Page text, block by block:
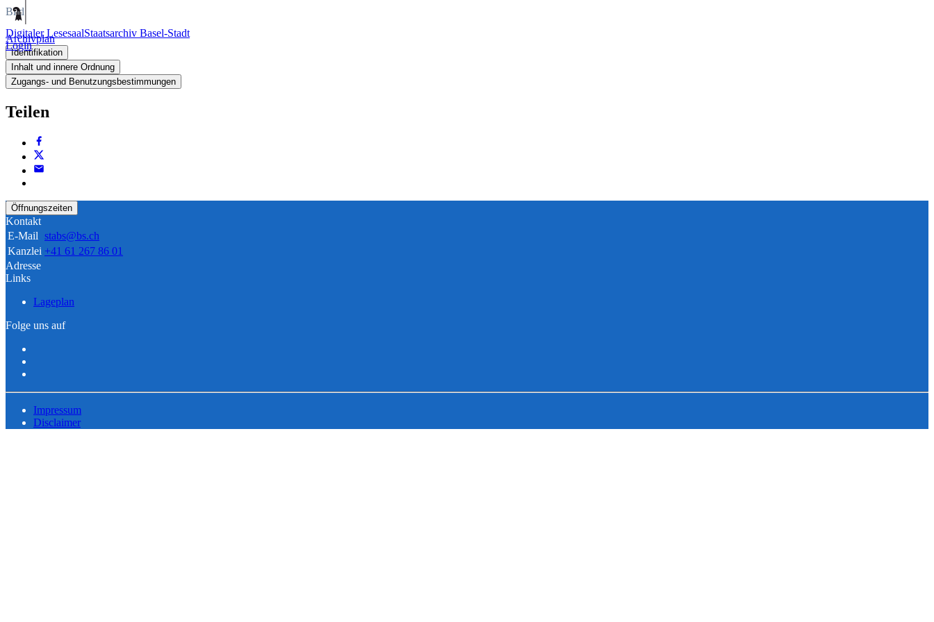
Digitaler LesesaalStaatsarchiv Basel-Stadt
Login
Bild
Archivplan
Identifikation
Inhalt und innere Ordnung
Zugangs- und Benutzungsbestimmungen
Teilen
Öffnungszeiten
Kontakt
E-Mail stabs@bs.ch
Kanzlei +41 61 267 86 01
Adresse
Links
Lageplan
Folge uns auf
Impressum
Disclaimer